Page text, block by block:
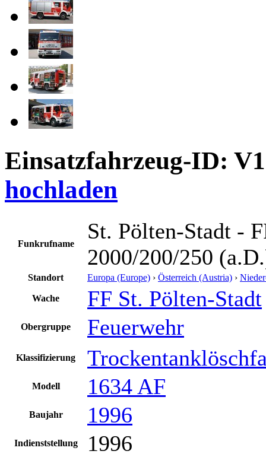
Einsatzfahrzeug-ID:
hochladen
Funkrufname
St. Pölten-Stadt -
2000/200/250
Standort Europa (Europe) › Österreich (Austria) ›
Wache FF St. Pölten-Stadt
Obergruppe Feuerwehr
Klassifizierung
Modell 1634 AF
Baujahr 1996
Indienststellung
1996